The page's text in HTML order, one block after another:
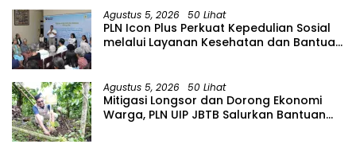
Agustus 5, 2026 50 Lihat
PLN Icon Plus Perkuat Kepedulian Sosial
melalui Layanan Kesehatan dan Bantuan
Agustus 5, 2026 50 Lihat
Mitigasi Longsor dan Dorong Ekonomi
Warga, PLN UIP JBTB Salurkan Bantuan